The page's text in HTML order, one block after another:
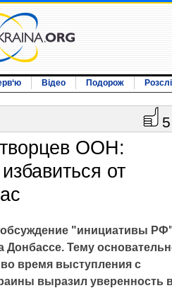
Відео Подорож
5
ООН:
от
обсуждение "инициативы
Донбассе. Тему
время выступления с
выразил уверенность